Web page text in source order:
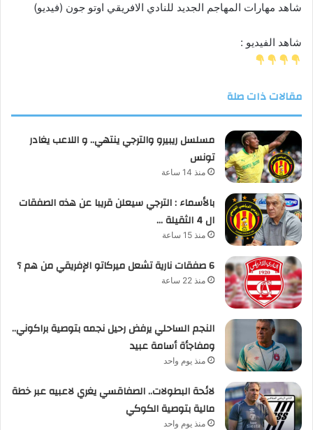
شاهد مهارات المهاجم الجديد للنادي الافريقي اوتو جون (فيديو)
شاهد الفيديو :
مقالات ذات صلة
مسلسل ريبيرو والترجي ينتهي.. و اللاعب يغادر
تونس
منذ 14 ساعة
بالأسماء : الترجي سيعلن قريبا عن هذه الصفقات
ال 4 الثقيلة …
منذ 15 ساعة
6 صفقات نارية تشعل ميركاتو الإفريقي من هم ؟
منذ 22 ساعة
النجم الساحلي يرفض رحيل نجمه بتوصية براكوني..
ومفاجأة أسامة عبيد
منذ يوم واحد
لائحة البطولات.. الصفاقسي يغري لاعبيه عبر خطة
مالية بتوصية الكوكي
منذ يوم واحد